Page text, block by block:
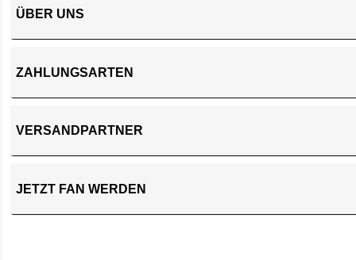
ÜBER UNS
ZAHLUNGSARTEN
VERSANDPARTNER
JETZT FAN WERDEN